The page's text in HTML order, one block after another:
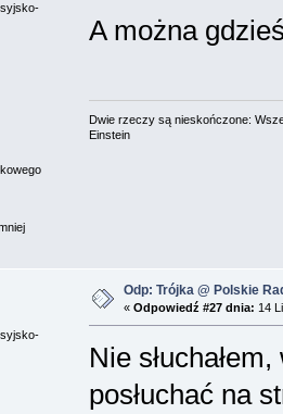
A można
Dwie rzeczy są nieskończone:
Einstein
Odp: Trójka @ Polskie
« Odpowiedź #27 dnia: 14
Nie
posłuchać na